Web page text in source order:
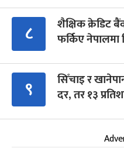
८
शैक्षिक क्रेडिट
फर्किए नेपालमा
९
सिँचाइ र
दर, तर १३